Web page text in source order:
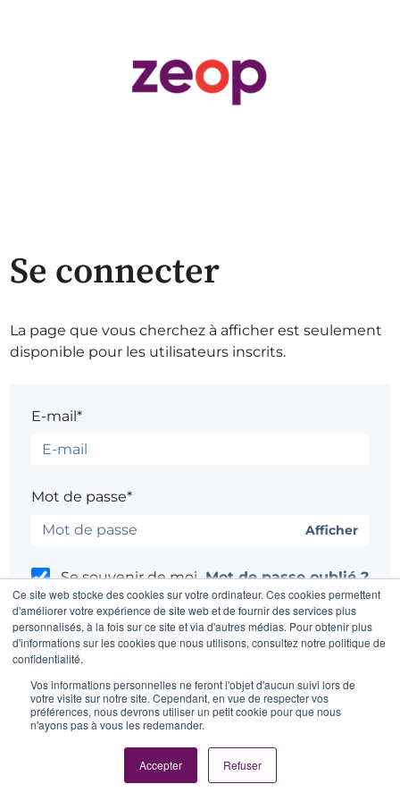
Ce site web stocke des cookies sur votre ordinateur. Ces cookies permettent
d'améliorer votre expérience de site web et de fournir des services plus
personnalisés, à la fois sur ce site et via d'autres médias. Pour obtenir plus
d'informations sur les cookies que nous utilisons, consultez notre politique de
confidentialité.
Vos informations personnelles ne feront l'objet d'aucun suivi lors de
votre visite sur notre site. Cependant, en vue de respecter vos
préférences, nous devrons utiliser un petit cookie pour que nous
n'ayons pas à vous les redemander.
Accepter Refuser
Se connecter
La page que vous cherchez à afficher est seulement
disponible pour les utilisateurs inscrits.
E-mail*
Mot de passe*
Afficher
Se souvenir de moi Mot de passe oublié ?